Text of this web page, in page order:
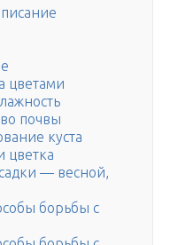
цветами
почвы
куста
цветка
— весной,
борьбы с